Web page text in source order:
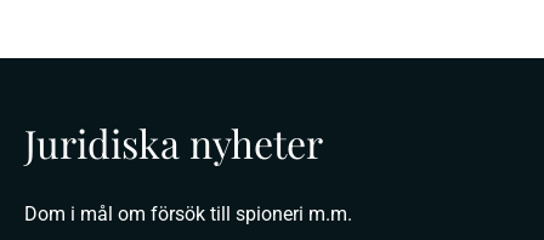
Juridiska nyheter
Dom i mål om försök till spioneri m.m.